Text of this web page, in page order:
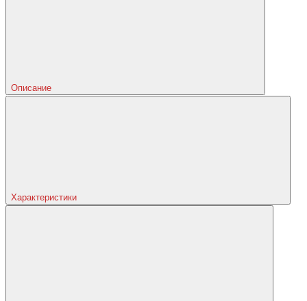
Описание
Характеристики